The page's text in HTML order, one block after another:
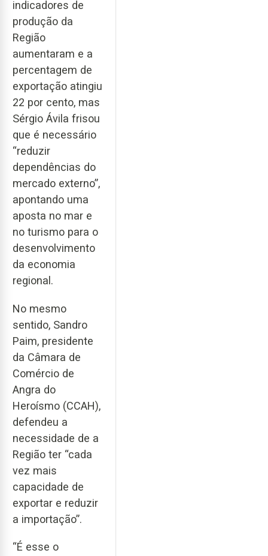
indicadores de
produção da
Região
aumentaram e a
percentagem de
exportação atingiu
22 por cento, mas
Sérgio Ávila frisou
que é necessário
“reduzir
dependências do
mercado externo”,
apontando uma
aposta no mar e
no turismo para o
desenvolvimento
da economia
regional.
No mesmo
sentido, Sandro
Paim, presidente
da Câmara de
Comércio de
Angra do
Heroísmo (CCAH),
defendeu a
necessidade de a
Região ter “cada
vez mais
capacidade de
exportar e reduzir
a importação”.
“É esse o